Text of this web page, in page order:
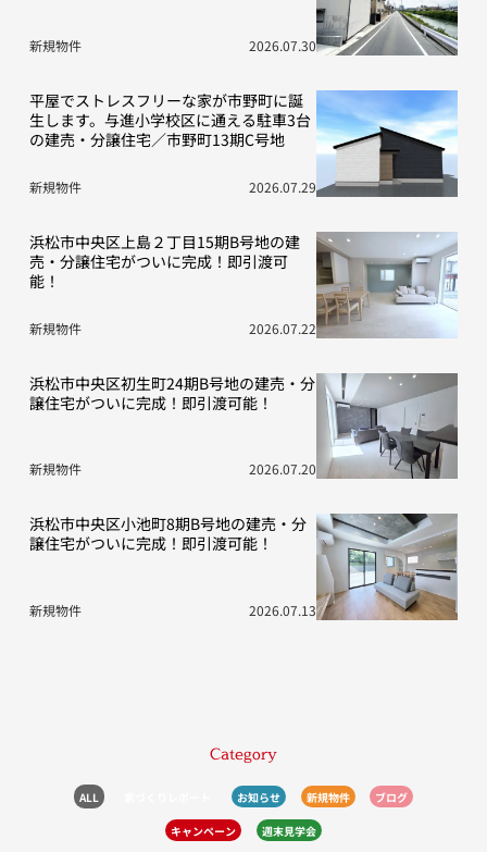
新規物件 2026.07.30
平屋でストレスフリーな家が市野町に誕
生します。与進小学校区に通える駐車3台
の建売・分譲住宅／市野町13期C号地
新規物件 2026.07.29
浜松市中央区上島２丁目15期B号地の建
売・分譲住宅がついに完成！即引渡可
能！
新規物件 2026.07.22
浜松市中央区初生町24期B号地の建売・分
譲住宅がついに完成！即引渡可能！
新規物件 2026.07.20
浜松市中央区小池町8期B号地の建売・分
譲住宅がついに完成！即引渡可能！
新規物件 2026.07.13
Category
ALL お知らせ 新規物件 ブログ
キャンペーン 週末見学会